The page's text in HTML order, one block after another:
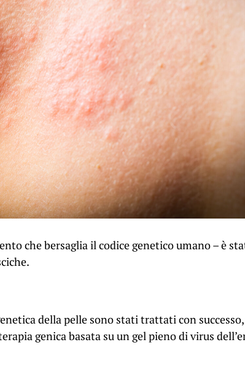
che bersaglia il codice genetico umano – è
della pelle sono stati trattati con
genica basata su un gel pieno di virus